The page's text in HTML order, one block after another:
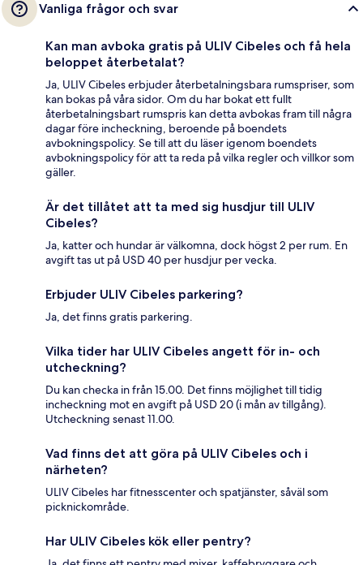
Vanliga frågor och svar
Kan man avboka gratis på ULIV Cibeles och få hela
beloppet återbetalat?
Ja, ULIV Cibeles erbjuder återbetalningsbara rumspriser, som
kan bokas på våra sidor. Om du har bokat ett fullt
återbetalningsbart rumspris kan detta avbokas fram till några
dagar före incheckning, beroende på boendets
avbokningspolicy. Se till att du läser igenom boendets
avbokningspolicy för att ta reda på vilka regler och villkor som
gäller.
Är det tillåtet att ta med sig husdjur till ULIV
Cibeles?
Ja, katter och hundar är välkomna, dock högst 2 per rum. En
avgift tas ut på USD 40 per husdjur per vecka.
Erbjuder ULIV Cibeles parkering?
Ja, det finns gratis parkering.
Vilka tider har ULIV Cibeles angett för in- och
utcheckning?
Du kan checka in från 15.00. Det finns möjlighet till tidig
incheckning mot en avgift på USD 20 (i mån av tillgång).
Utcheckning senast 11.00.
Vad finns det att göra på ULIV Cibeles och i
närheten?
ULIV Cibeles har fitnesscenter och spatjänster, såväl som
picknickområde.
Har ULIV Cibeles kök eller pentry?